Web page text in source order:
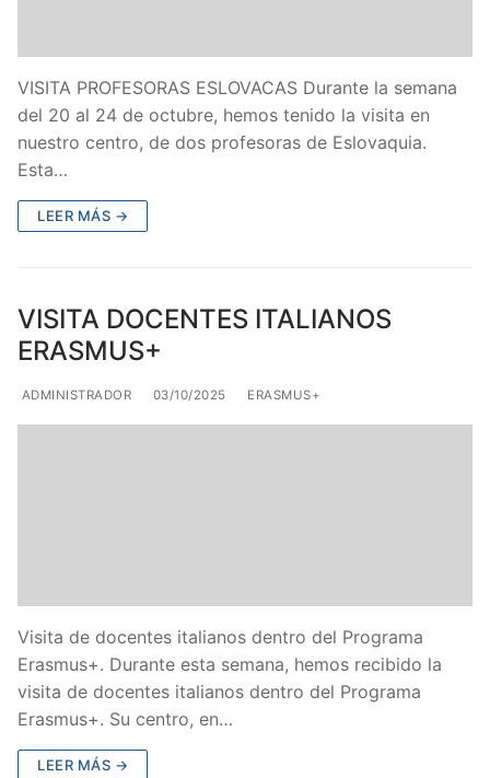
VISITA PROFESORAS ESLOVACAS Durante la semana
del 20 al 24 de octubre, hemos tenido la visita en
nuestro centro, de dos profesoras de Eslovaquia.
Esta…
LEER MÁS →
VISITA DOCENTES ITALIANOS
ERASMUS+
ADMINISTRADOR 03/10/2025 ERASMUS+
Visita de docentes italianos dentro del Programa
Erasmus+. Durante esta semana, hemos recibido la
visita de docentes italianos dentro del Programa
Erasmus+. Su centro, en…
LEER MÁS →